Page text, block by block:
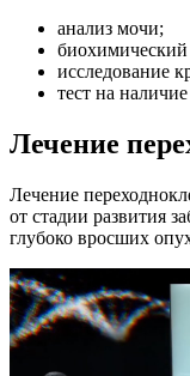
анализ мочи;
исследование
тест на
Лечение
Лечение
от стадии развития
глубоко вросших